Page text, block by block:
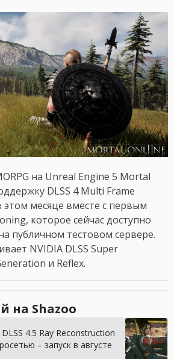
на Unreal Engine 5 Mortal
DLSS 4 Multi Frame
месяце вместе с первым
которое сейчас доступно
публичном тестовом сервере.
NVIDIA DLSS Super
и Reflex.
на Shazoo
4.5 Ray Reconstruction
– запуск в августе